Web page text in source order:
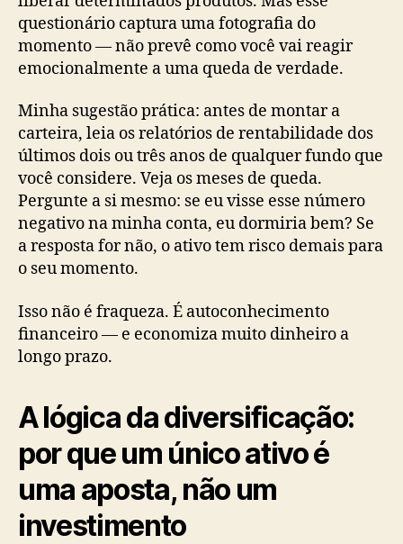
questionário captura uma fotografia do
momento — não prevê como você vai reagir
emocionalmente a uma queda de verdade.
Minha sugestão prática: antes de montar a
carteira, leia os relatórios de rentabilidade dos
últimos dois ou três anos de qualquer fundo que
você considere. Veja os meses de queda.
Pergunte a si mesmo: se eu visse esse número
negativo na minha conta, eu dormiria bem? Se
a resposta for não, o ativo tem risco demais para
o seu momento.
Isso não é fraqueza. É autoconhecimento
financeiro — e economiza muito dinheiro a
longo prazo.
A lógica da diversificação:
por que um único ativo é
uma aposta, não um
investimento